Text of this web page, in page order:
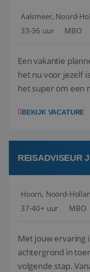
Aalsmeer, Noord-
33-36 uur
MBO
Een vakantie
het nu voor jezelf
het super om een
vakantiegangers
werken: of het nu
BEKIJK VACATURE
REISADVISEUR
Hoorn, Noord-
37-40+ uur
MBO
Met jouw ervaring
achtergrond in
volgende stap.